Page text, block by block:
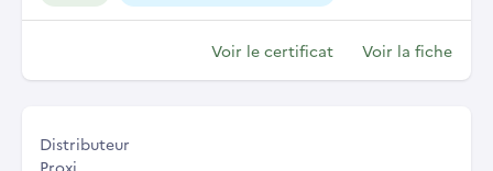
Voir le certificat Voir la fiche
Distributeur
Proxi